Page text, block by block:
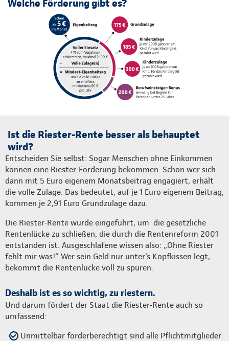
Welche Förderung gibt es?
Ist die Riester-Rente besser als behauptet
wird?
Entscheiden Sie selbst: Sogar Menschen ohne Einkommen
können eine Riester-Förderung bekommen. Schon wer sich
dann mit 5 Euro eigenem Monatsbeitrag engagiert, erhält
die volle Zulage. Das bedeutet, auf je 1 Euro eigenem Beitrag,
kommen je 2,91 Euro Grundzulage dazu.
Die Riester-Rente wurde eingeführt, um die gesetzliche
Rentenlücke zu schließen, die durch die Rentenreform 2001
entstanden ist. Ausgeschlafene wissen also: „Ohne Riester
fehlt mir was!“ Wer sein Geld nur unter‘s Kopfkissen legt,
bekommt die Rentenlücke voll zu spüren.
Deshalb ist es so wichtig, zu riestern.
Und darum fördert der Staat die Riester-Rente auch so
umfassend:
Unmittelbar förderberechtigt sind alle Pflichtmitglieder